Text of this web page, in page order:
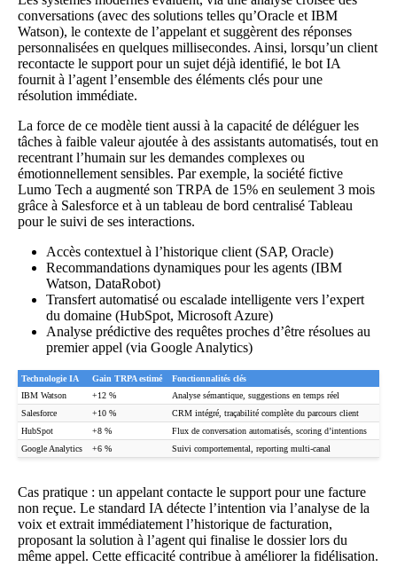
conversations (avec des solutions telles qu’Oracle et IBM
Watson), le contexte de l’appelant et suggèrent des réponses
personnalisées en quelques millisecondes. Ainsi, lorsqu’un client
recontacte le support pour un sujet déjà identifié, le bot IA
fournit à l’agent l’ensemble des éléments clés pour une
résolution immédiate.
La force de ce modèle tient aussi à la capacité de déléguer les
tâches à faible valeur ajoutée à des assistants automatisés, tout en
recentrant l’humain sur les demandes complexes ou
émotionnellement sensibles. Par exemple, la société fictive
Lumo Tech a augmenté son TRPA de 15% en seulement 3 mois
grâce à Salesforce et à un tableau de bord centralisé Tableau
pour le suivi de ses interactions.
Accès contextuel à l’historique client (SAP, Oracle)
Recommandations dynamiques pour les agents (IBM
Watson, DataRobot)
Transfert automatisé ou escalade intelligente vers l’expert
du domaine (HubSpot, Microsoft Azure)
Analyse prédictive des requêtes proches d’être résolues au
premier appel (via Google Analytics)
Technologie IA Gain TRPA estimé
Fonctionnalités clés
IBM Watson
+12 %
Analyse sémantique, suggestions en temps réel
Salesforce
+10 %
CRM intégré, traçabilité complète du parcours client
HubSpot
+8 %
Flux de conversation automatisés, scoring d’intentions
Google Analytics
+6 % Suivi comportemental, reporting multi-canal
Cas pratique : un appelant contacte le support pour une facture
non reçue. Le standard IA détecte l’intention via l’analyse de la
voix et extrait immédiatement l’historique de facturation,
proposant la solution à l’agent qui finalise le dossier lors du
même appel. Cette efficacité contribue à améliorer la fidélisation.